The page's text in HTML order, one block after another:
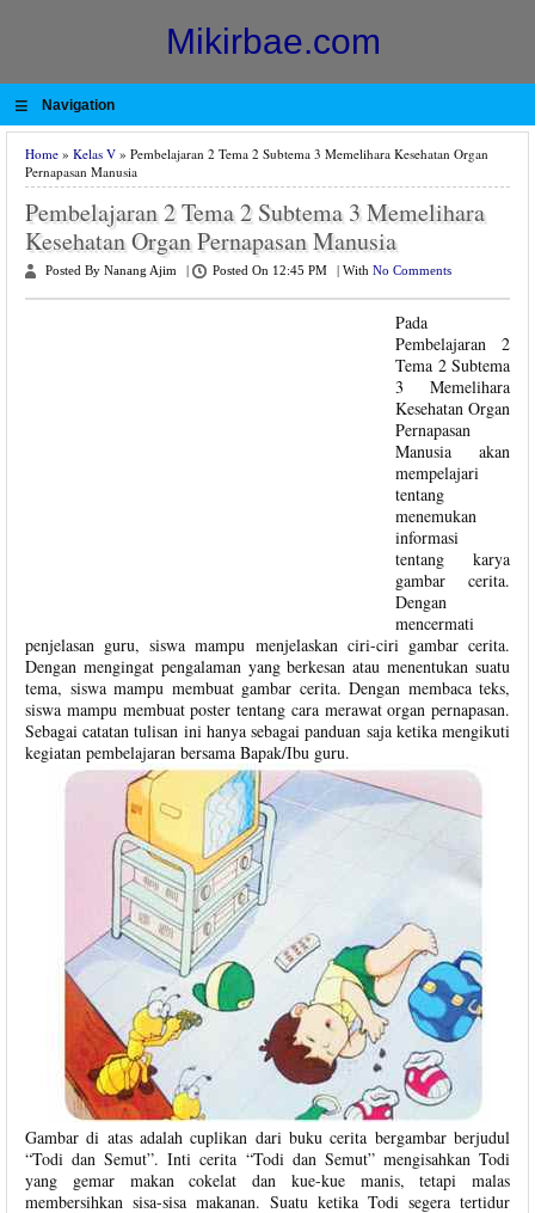
Mikirbae.com
≡ Navigation
Home » Kelas V » Pembelajaran 2 Tema 2 Subtema 3 Memelihara Kesehatan Organ
Pernapasan Manusia
Pembelajaran 2 Tema 2 Subtema 3 Memelihara
Kesehatan Organ Pernapasan Manusia
Posted By Nanang Ajim Posted On 12:45 PM With No Comments
Pada
Pembelajaran 2
Tema 2 Subtema
3 Memelihara
Kesehatan Organ
Pernapasan
Manusia akan
mempelajari
tentang
menemukan
informasi
tentang karya
gambar cerita.
Dengan
mencermati
penjelasan guru, siswa mampu menjelaskan ciri-ciri gambar cerita.
Dengan mengingat pengalaman yang berkesan atau menentukan suatu
tema, siswa mampu membuat gambar cerita. Dengan membaca teks,
siswa mampu membuat poster tentang cara merawat organ pernapasan.
Sebagai catatan tulisan ini hanya sebagai panduan saja ketika mengikuti
kegiatan pembelajaran bersama Bapak/Ibu guru.
Gambar di atas adalah cuplikan dari buku cerita bergambar berjudul
“Todi dan Semut”. Inti cerita “Todi dan Semut” mengisahkan Todi
yang gemar makan cokelat dan kue-kue manis, tetapi malas
membersihkan sisa-sisa makanan. Suatu ketika Todi segera tertidur